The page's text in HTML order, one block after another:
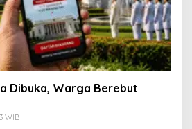
Dibuka, Warga Berebut
WIB